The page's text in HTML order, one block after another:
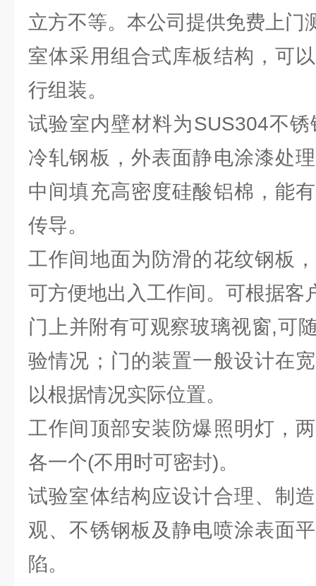
立方不等。本公司提供免费上门
室体采用组合式库板结构，可
行组装。
试验室内壁材料为SUS304不
冷轧钢板，外表面静电涂漆处
中间填充高密度硅酸铝棉，能
传导。
工作间地面为防滑的花纹钢板
可方便地出入工作间。可根据客
门上并附有可观察玻璃视窗,可
验情况；门的装置一般设计在
以根据情况实际位置。
工作间顶部安装防爆照明灯，
各一个(不用时可密封)。
试验室体结构应设计合理、制
观、不锈钢板及静电喷涂表面
陷。